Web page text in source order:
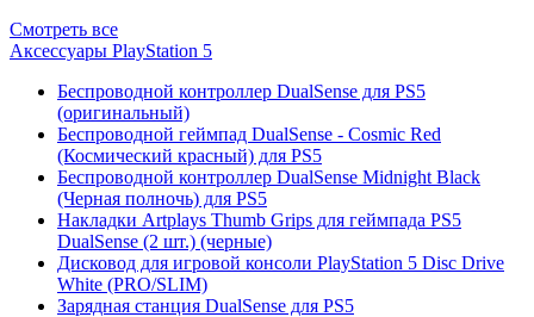
Смотреть все
Аксессуары PlayStation 5
Беспроводной контроллер DualSense для PS5
(оригинальный)
Беспроводной геймпад DualSense - Cosmic Red
(Космический красный) для PS5
Беспроводной контроллер DualSense Midnight Black
(Черная полночь) для PS5
Накладки Artplays Thumb Grips для геймпада PS5
DualSense (2 шт.) (черные)
Дисковод для игровой консоли PlayStation 5 Disc Drive
White (PRO/SLIM)
Зарядная станция DualSense для PS5